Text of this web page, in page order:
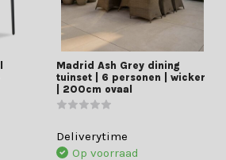
Madrid Ash Grey dining
tuinset | 6 personen | wicker
| 200cm ovaal
Deliverytime
Op voorraad